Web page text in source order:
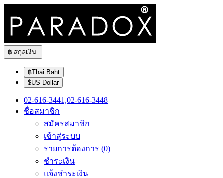
฿ สกุลเงิน
฿Thai Baht
$US Dollar
02-616-3441,02-616-3448
ชื่อสมาชิก
สมัครสมาชิก
เข้าสู่ระบบ
รายการต้องการ (0)
ชำระเงิน
แจ้งชำระเงิน